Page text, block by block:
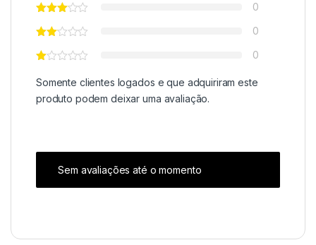
0
0
0
Somente clientes logados e que adquiriram este
produto podem deixar uma avaliação.
Sem avaliações até o momento